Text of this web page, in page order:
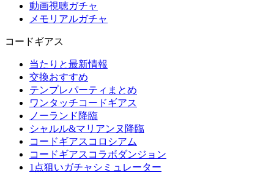
動画視聴ガチャ
メモリアルガチャ
コードギアス
当たりと最新情報
交換おすすめ
テンプレパーティまとめ
ワンタッチコードギアス
ノーランド降臨
シャルル&マリアンヌ降臨
コードギアスコロシアム
コードギアスコラボダンジョン
1点狙いガチャシミュレーター